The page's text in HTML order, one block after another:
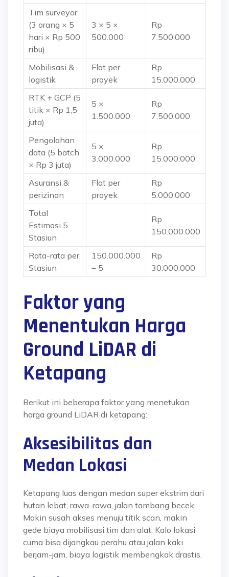
Tim surveyor
(3 orang × 5
hari × Rp 500
ribu)
3 × 5 ×
500.000
Rp
7.500.000
Mobilisasi &
logistik
Flat per
proyek
Rp
15.000.000
RTK + GCP (5
titik × Rp 1,5
juta)
5 ×
1.500.000
Rp
7.500.000
Pengolahan
data (5 batch
× Rp 3 juta)
5 ×
3.000.000
Rp
15.000.000
Asuransi &
perizinan
Flat per
proyek
Rp
5.000.000
Total
Estimasi 5
Stasiun
Rp
150.000.000
Rata-rata per
Stasiun
150.000.000
÷ 5
Rp
30.000.000
Faktor yang
Menentukan Harga
Ground LiDAR di
Ketapang
Berikut ini beberapa faktor yang menetukan
harga ground LiDAR di ketapang:
Aksesibilitas dan
Medan Lokasi
Ketapang luas dengan medan super ekstrim dari
hutan lebat, rawa-rawa, jalan tambang becek.
Makin susah akses menuju titik scan, makin
gede biaya mobilisasi tim dan alat. Kalo lokasi
cuma bisa dijangkau perahu atau jalan kaki
berjam-jam, biaya logistik membengkak drastis.